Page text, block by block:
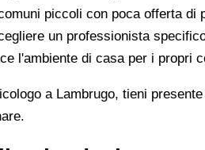
piccoli con poca offerta di
un professionista
l'ambiente di casa per i propri
a Lambrugo, tieni